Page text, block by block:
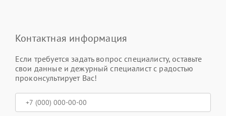
Контактная информация
Если требуется задать вопрос специалисту, оставьте
свои данные и дежурный специалист с радостью
проконсультирует Вас!